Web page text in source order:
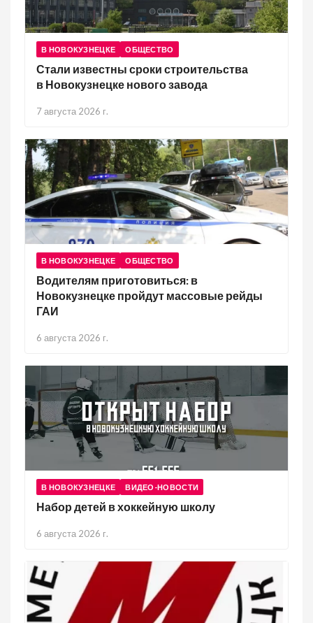
В НОВОКУЗНЕЦКЕ ОБЩЕСТВО
Стали известны сроки строительства
в Новокузнецке нового завода
7 августа 2026 г.
В НОВОКУЗНЕЦКЕ ОБЩЕСТВО
Водителям приготовиться: в
Новокузнецке пройдут массовые рейды
ГАИ
6 августа 2026 г.
В НОВОКУЗНЕЦКЕ ВИДЕО-НОВОСТИ
Набор детей в хоккейную школу
6 августа 2026 г.